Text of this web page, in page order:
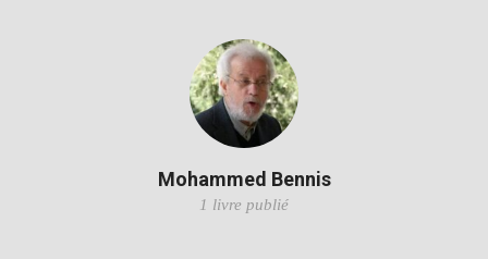
Mohammed Bennis
1 livre publié